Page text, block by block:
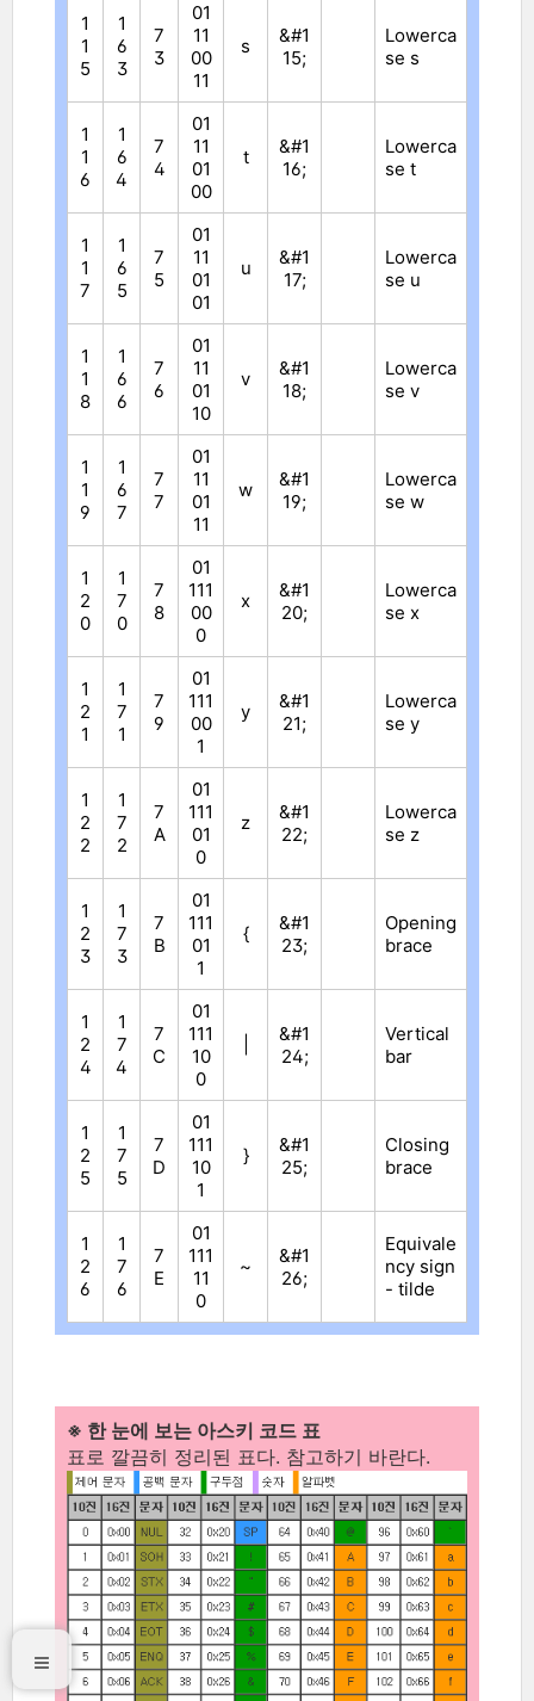
1
1
5
1
6
3
7
3
01
11
00
11
s
&#1
15;
Lowerca
se s
1
1
6
1
6
4
7
4
01
11
01
00
t
&#1
16;
Lowerca
se t
1
1
7
1
6
5
7
5
01
11
01
01
u
&#1
17;
Lowerca
se u
1
1
8
1
6
6
7
6
01
11
01
10
v
&#1
18;
Lowerca
se v
1
1
9
1
6
7
7
7
01
11
01
11
w
&#1
19;
Lowerca
se w
1
2
0
1
7
0
7
8
01
111
00
0
x
&#1
20;
Lowerca
se x
1
2
1
1
7
1
7
9
01
111
00
1
y
&#1
21;
Lowerca
se y
1
2
2
1
7
2
7
A
01
111
01
0
z
&#1
22;
Lowerca
se z
1
2
3
1
7
3
7
B
01
111
01
1
{
&#1
23;
Opening
brace
1
2
4
1
7
4
7
C
01
111
10
0
&#1
24;
Vertical
bar
1
2
5
1
7
5
7
D
01
111
10
1
}
&#1
25;
Closing
brace
1
2
6
1
7
6
7
E
01
111
11
0
~
&#1
26;
Equivale
ncy sign
- tilde
※ 한 눈에 보는 아스키 코드 표
표로 깔끔히 정리된 표다. 참고하기 바란다.